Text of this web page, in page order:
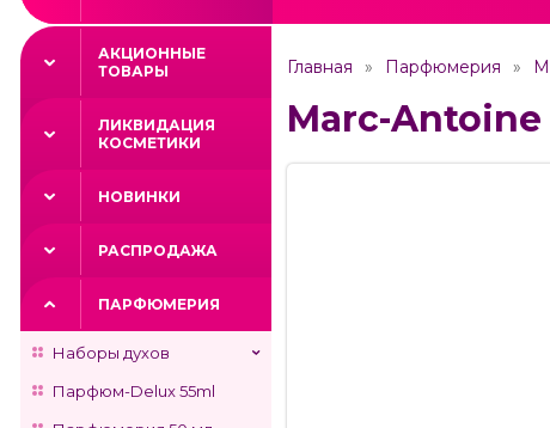
АКЦИОННЫЕ
ТОВАРЫ
ЛИКВИДАЦИЯ
КОСМЕТИКИ
НОВИНКИ
РАСПРОДАЖА
ПАРФЮМЕРИЯ
Наборы духов
Парфюм-Delux 55ml
Главная Парфюмерия
Marc-Antoine